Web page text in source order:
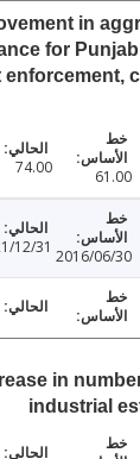
Improvement
for
74.00
74.00
2021/12/31
23
Increase in